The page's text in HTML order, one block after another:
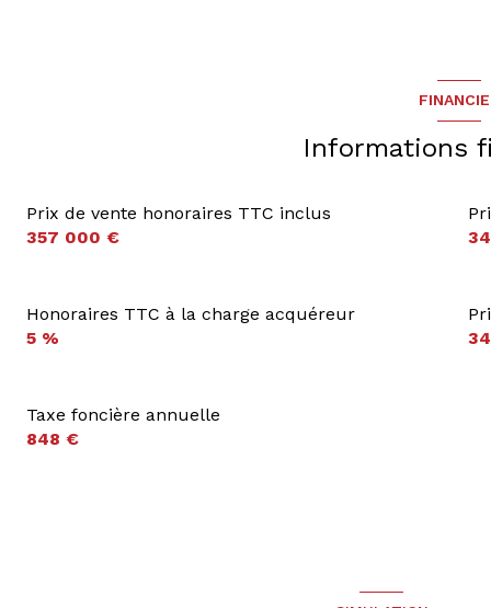
Informations
Prix de vente honoraires TTC inclus
357 000 €
Honoraires TTC à la charge acquéreur
5 %
Taxe foncière annuelle
848 €